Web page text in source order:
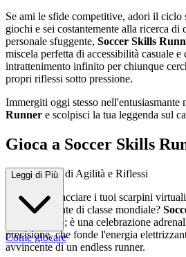
Se ami le sfide competitive, adori il ciclo
giochi e sei costantemente alla ricerca di
personale sfuggente, Soccer Skills
miscela perfetta di accessibilità casuale
intrattenimento infinito per chiunque
propri riflessi sotto pressione.
Immergiti oggi stesso nell'entusiasmante
Runner e scolpisci la tua leggenda sul
Gioca a Soccer Skills
va Definitiva di Agilità e Riflessi
Pronto ad allacciare i tuoi scarpini
di un attaccante di classe mondiale?
solo un gioco; è una celebrazione
precisione, che fonde l'energia
avvincente di un endless runner.
Leggi di Più
Come giocare